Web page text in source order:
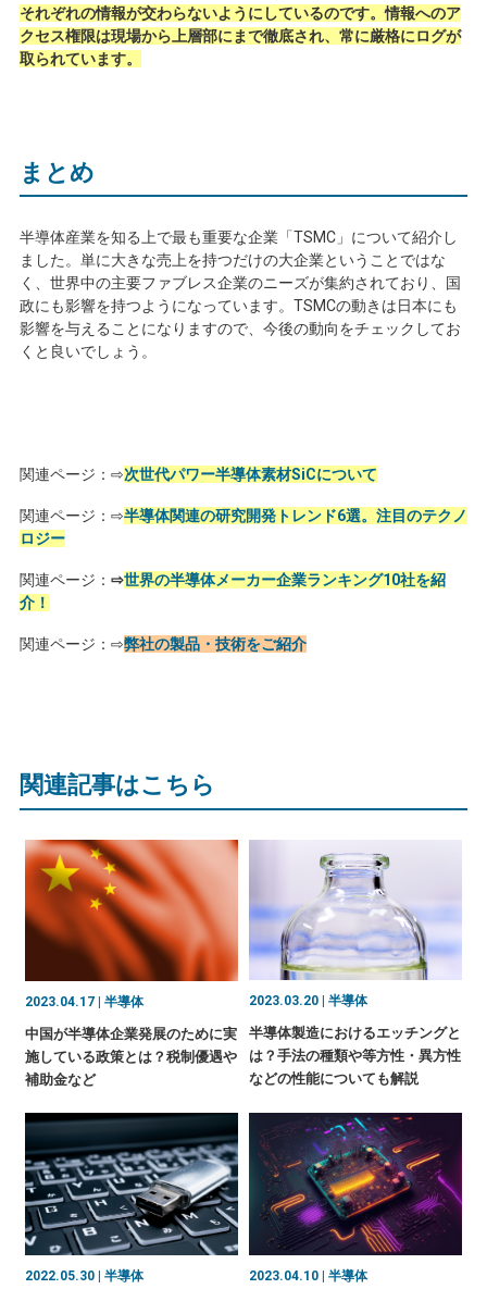
それぞれの情報が交わらないようにしているのです。情報へのア
クセス権限は現場から上層部にまで徹底され、常に厳格にログが
取られています。
まとめ
半導体産業を知る上で最も重要な企業「TSMC」について紹介し
ました。単に大きな売上を持つだけの大企業ということではな
く、世界中の主要ファブレス企業のニーズが集約されており、国
政にも影響を持つようになっています。 TSMCの動きは日本にも
影響を与えることになりますので、今後の動向をチェックしてお
くと良いでしょう。
関連ページ：⇨次世代パワー半導体素材SiCについて
関連ページ：⇨半導体関連の研究開発トレンド6選。注目のテクノ
ロジー
関連ページ： ⇨世界の半導体メーカー企業ランキング10社を紹
介！
関連ページ：⇨弊社の製品・技術をご紹介
関連記事はこちら
2023.04.17 | 半導体
中国が半導体企業発展のために実
施している政策とは？税制優遇や
補助金など
2023.03.20 | 半導体
半導体製造におけるエッチングと
は？手法の種類や等方性・異方性
などの性能についても解説
2022.05.30 | 半導体 2023.04.10 | 半導体